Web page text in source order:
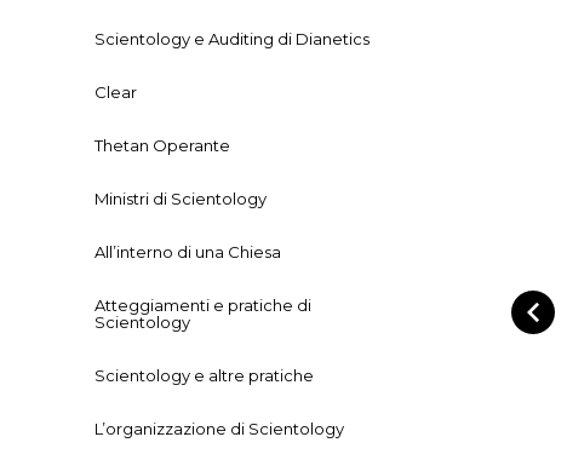
Scientology e Auditing di Dianetics
Clear
Thetan Operante
Ministri di Scientology
All’interno di una Chiesa
Atteggiamenti e pratiche di
Scientology
Scientology e altre pratiche
L’organizzazione di Scientology